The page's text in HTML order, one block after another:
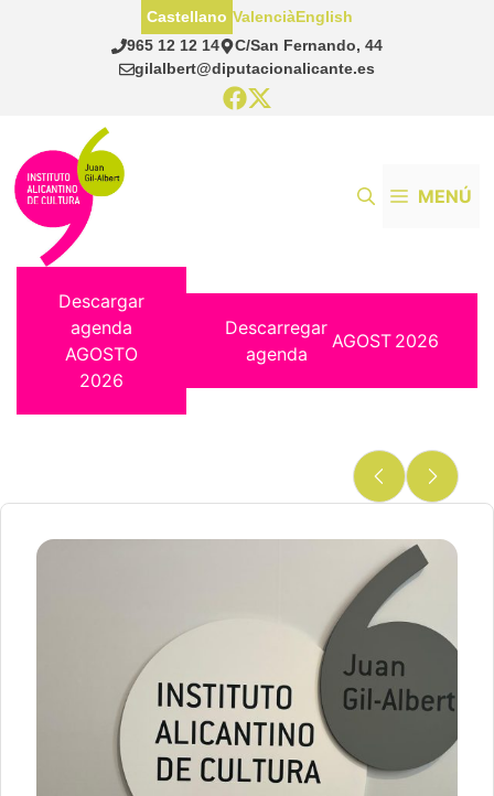
965 12 12 14
C/San Fernando, 44
gilalbert@diputacionalicante.es
Castellano ValenciàEnglish
MENÚ
Descargar
agenda
AGOSTO
2026
Descarregar
agenda
AGOST 2026